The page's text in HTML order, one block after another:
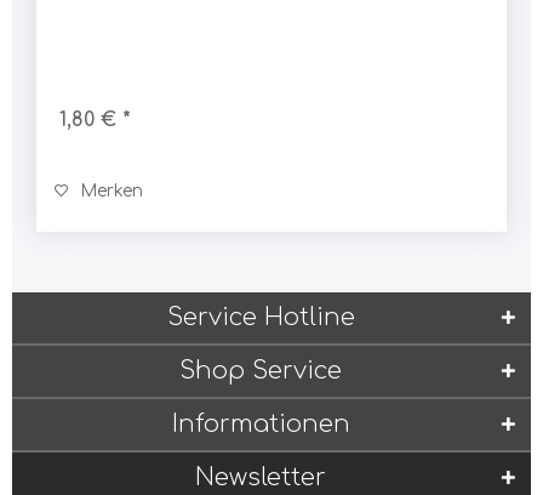
1,80 € *
Merken
Service Hotline
Shop Service
Informationen
Newsletter